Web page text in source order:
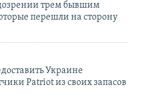
трем бывшим
перешли на сторону
Украине
Patriot из своих запасов